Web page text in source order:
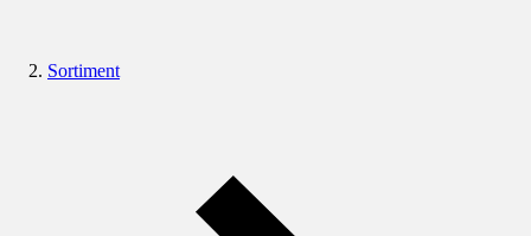
Sortiment